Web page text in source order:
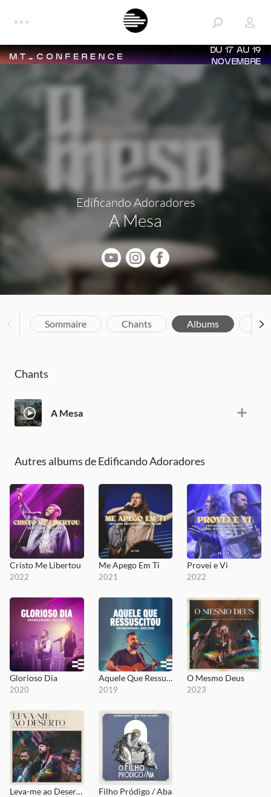
DU 17 AU 19
NOVEMBRE
Edificando Adoradores
A Mesa
Sommaire Chants Albums
Chants
A Mesa
Autres albums de Edificando Adoradores
Cristo Me Libertou
2022
Me Apego Em Ti
2021
Provei e Vi
2022
Glorioso Dia
2020
Aquele Que Ressuscitou
2019
O Mesmo Deus
2023
Leva-me ao Deserto Filho Pródigo / Aba